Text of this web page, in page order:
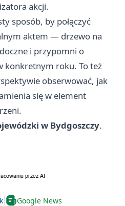
akcji.
sposób, by połączyć
aktem — drzewo na
i przypomni o
konkretnym roku. To też
obserwować, jak
się w element
w Bydgoszczy.
Google News